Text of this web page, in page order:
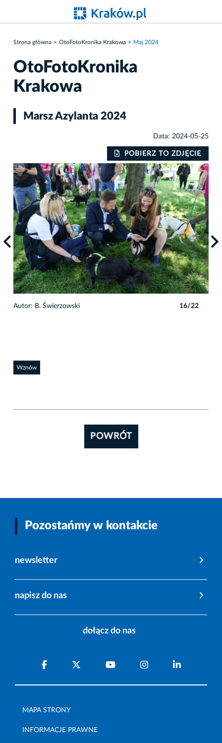
Strona główna OtoFotoKronika Krakowa Maj 2024
OtoFotoKronika
Krakowa
Marsz Azylanta 2024
Data: 2024-05-25
POBIERZ TO ZDJĘCIE
Autor: B. Świerzowski 16/22
Wznów
POWRÓT
Pozostańmy w kontakcie
newsletter
napisz do nas
dołącz do nas
MAPA STRONY
INFORMACJE PRAWNE